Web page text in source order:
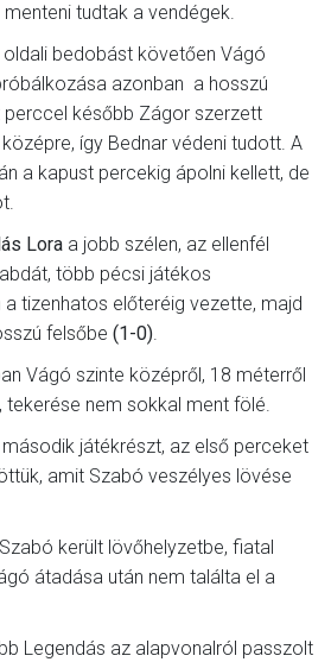
tudtak a vendégek.
bedobást követően Vágó
azonban a hosszú
később Zágor szerzett
így Bednar védeni tudott. A
a kapust percekig ápolni kellett, de
Lora a jobb szélen, az ellenfél
több pécsi játékos
tizenhatos előteréig vezette, majd
felsőbe (1-0).
Vágó szinte középről, 18 méterről
tekerése nem sokkal ment fölé.
játékrészt, az első perceket
amit Szabó veszélyes lövése
került lövőhelyzetbe, fiatal
átadása után nem találta el a
Legendás az alapvonalról passzolt